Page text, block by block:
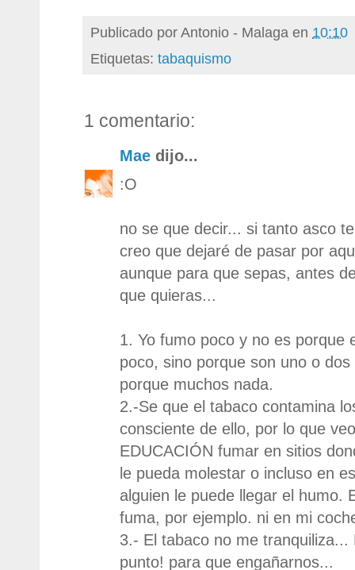
Publicado porAntonio - Malaga en 10:10
Etiquetas: tabaquismo
1 comentario:
Mae dijo...
:O
no se que decir... si tanto asco
creo que dejaré de pasar por
aunque para que sepas, antes
que quieras...
1. Yo fumo poco y no es porque
poco, sino porque son uno o
porque muchos nada.
2.-Se que el tabaco contamina
consciente de ello, por lo que
EDUCACIÓN fumar en sitios
le pueda molestar o incluso en
alguien le puede llegar el humo.
fuma, por ejemplo. ni en mi
3.- El tabaco no me
punto! para que engañarnos...